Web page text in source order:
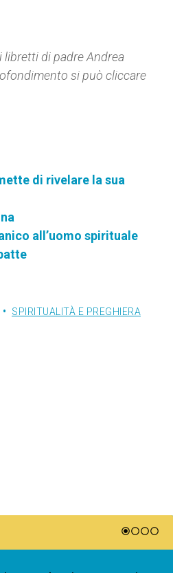
libretti di padre Andrea
si può cliccare
di rivelare la sua
all’uomo spirituale
SPIRITUALITÀ E PREGHIERA